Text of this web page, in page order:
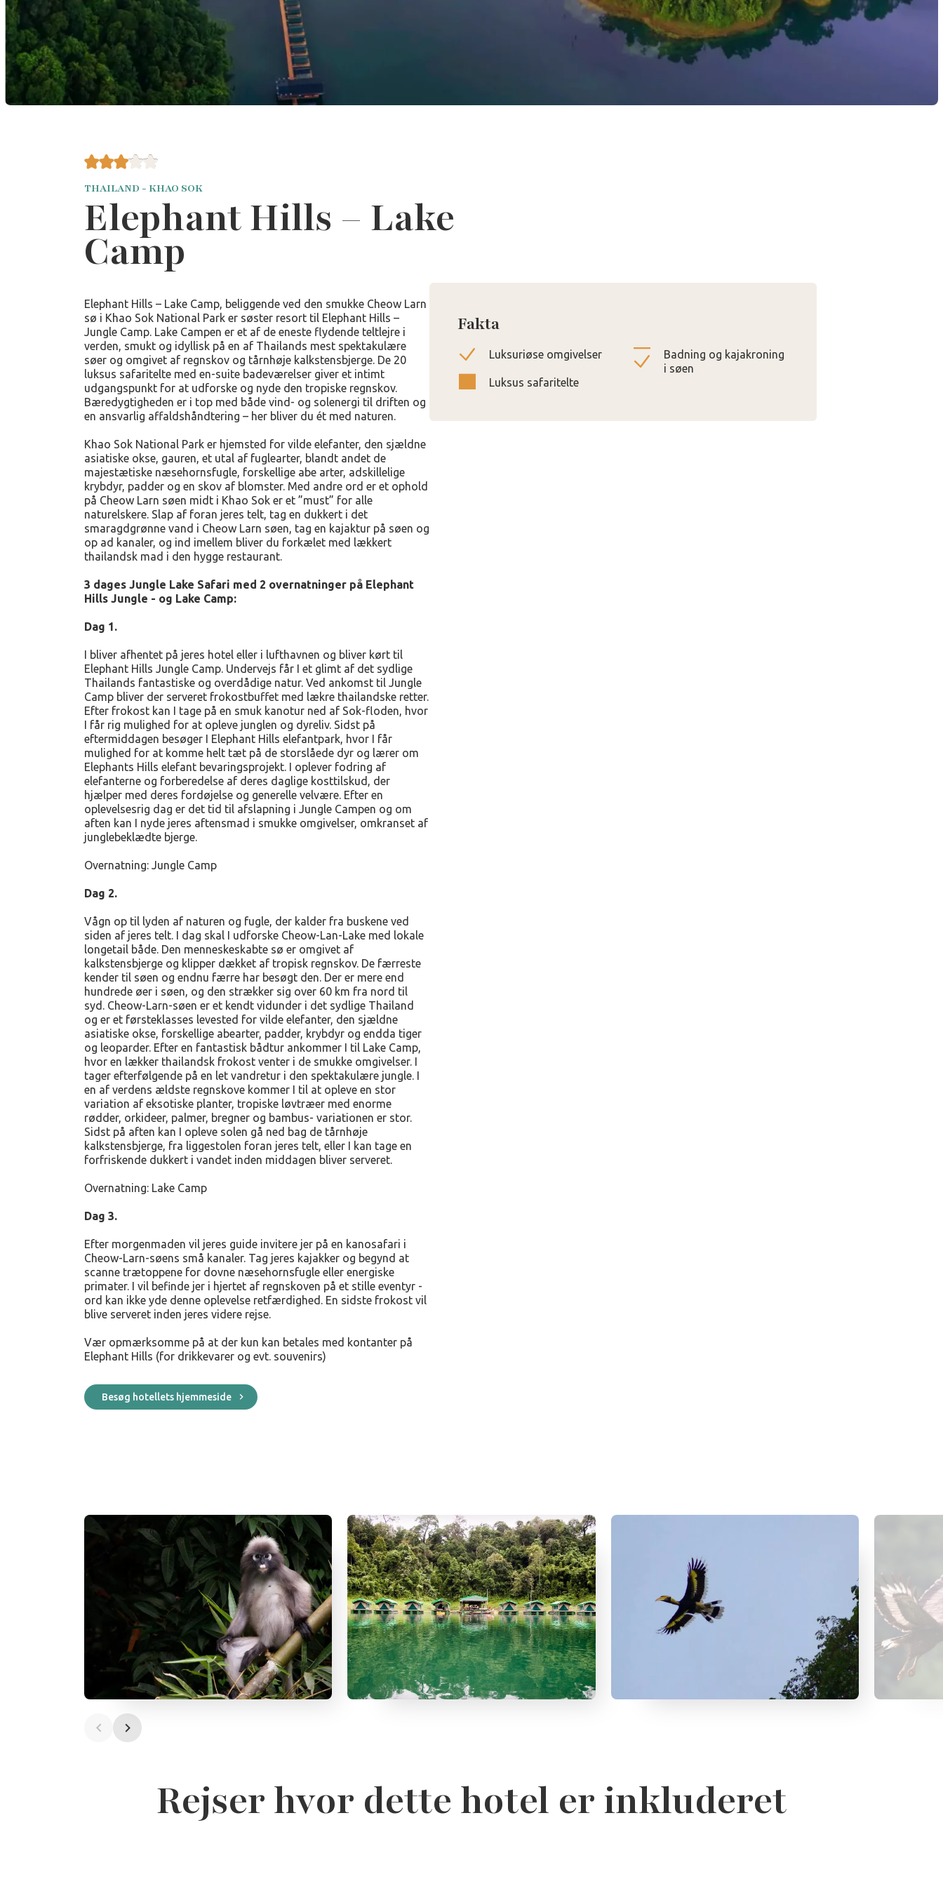
THAILAND - KHAO SOK
Elephant Hills – Lake
Camp
Elephant Hills – Lake Camp, beliggende ved den smukke Cheow Larn
sø i Khao Sok National Park er søster resort til Elephant Hills –
Jungle Camp. Lake Campen er et af de eneste flydende teltlejre i
verden, smukt og idyllisk på en af Thailands mest spektakulære
søer og omgivet af regnskov og tårnhøje kalkstensbjerge. De 20
luksus safaritelte med en-suite badeværelser giver et intimt
udgangspunkt for at udforske og nyde den tropiske regnskov.
Bæredygtigheden er i top med både vind- og solenergi til driften og
en ansvarlig affaldshåndtering – her bliver du ét med naturen.
Khao Sok National Park er hjemsted for vilde elefanter, den sjældne
asiatiske okse, gauren, et utal af fuglearter, blandt andet de
majestætiske næsehornsfugle, forskellige abe arter, adskillelige
krybdyr, padder og en skov af blomster. Med andre ord er et ophold
på Cheow Larn søen midt i Khao Sok er et ”must” for alle
naturelskere. Slap af foran jeres telt, tag en dukkert i det
smaragdgrønne vand i Cheow Larn søen, tag en kajaktur på søen og
op ad kanaler, og ind imellem bliver du forkælet med lækkert
thailandsk mad i den hygge restaurant.
3 dages Jungle Lake Safari med 2 overnatninger på Elephant
Hills Jungle - og Lake Camp:
Dag 1.
I bliver afhentet på jeres hotel eller i lufthavnen og bliver kørt til
Elephant Hills Jungle Camp. Undervejs får I et glimt af det sydlige
Thailands fantastiske og overdådige natur. Ved ankomst til Jungle
Camp bliver der serveret frokostbuffet med lækre thailandske retter.
Efter frokost kan I tage på en smuk kanotur ned af Sok-floden, hvor
I får rig mulighed for at opleve junglen og dyreliv. Sidst på
eftermiddagen besøger I Elephant Hills elefantpark, hvor I får
mulighed for at komme helt tæt på de storslåede dyr og lærer om
Elephants Hills elefant bevaringsprojekt. I oplever fodring af
elefanterne og forberedelse af deres daglige kosttilskud, der
hjælper med deres fordøjelse og generelle velvære. Efter en
oplevelsesrig dag er det tid til afslapning i Jungle Campen og om
aften kan I nyde jeres aftensmad i smukke omgivelser, omkranset af
junglebeklædte bjerge.
Overnatning: Jungle Camp
Dag 2.
Vågn op til lyden af naturen og fugle, der kalder fra buskene ved
siden af jeres telt. I dag skal I udforske Cheow-Lan-Lake med lokale
longetail både. Den menneskeskabte sø er omgivet af
kalkstensbjerge og klipper dækket af tropisk regnskov. De færreste
kender til søen og endnu færre har besøgt den. Der er mere end
hundrede øer i søen, og den strækker sig over 60 km fra nord til
syd. Cheow-Larn-søen er et kendt vidunder i det sydlige Thailand
og er et førsteklasses levested for vilde elefanter, den sjældne
asiatiske okse, forskellige abearter, padder, krybdyr og endda tiger
og leoparder. Efter en fantastisk bådtur ankommer I til Lake Camp,
hvor en lækker thailandsk frokost venter i de smukke omgivelser. I
tager efterfølgende på en let vandretur i den spektakulære jungle. I
en af verdens ældste regnskove kommer I til at opleve en stor
variation af eksotiske planter, tropiske løvtræer med enorme
rødder, orkideer, palmer, bregner og bambus- variationen er stor.
Sidst på aften kan I opleve solen gå ned bag de tårnhøje
kalkstensbjerge, fra liggestolen foran jeres telt, eller I kan tage en
forfriskende dukkert i vandet inden middagen bliver serveret.
Overnatning: Lake Camp
Dag 3.
Efter morgenmaden vil jeres guide invitere jer på en kanosafari i
Cheow-Larn-søens små kanaler. Tag jeres kajakker og begynd at
scanne trætoppene for dovne næsehornsfugle eller energiske
primater. I vil befinde jer i hjertet af regnskoven på et stille eventyr -
ord kan ikke yde denne oplevelse retfærdighed. En sidste frokost vil
blive serveret inden jeres videre rejse.
Vær opmærksomme på at der kun kan betales med kontanter på
Elephant Hills (for drikkevarer og evt. souvenirs)
Besøg hotellets hjemmeside
Fakta
Luksuriøse omgivelser
Luksus safaritelte
Badning og kajakroning
i søen
Rejser hvor dette hotel er inkluderet